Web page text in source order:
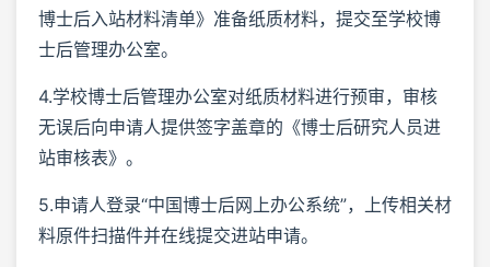
博士后入站材料清单》准备纸质材料，提交至学校博
士后管理办公室。
4.学校博士后管理办公室对纸质材料进行预审，审核
无误后向申请人提供签字盖章的《博士后研究人员进
站审核表》。
5.申请人登录“中国博士后网上办公系统”，上传相关材
料原件扫描件并在线提交进站申请。